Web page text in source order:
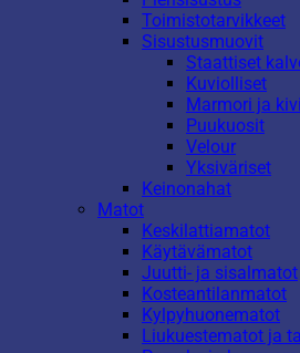
Toimistotarvikkeet
Sisustusmuovit
Staattiset
Kuviolliset
Marmori ja kivi
Puukuosit
Velour
Yksiväriset
Keinonahat
Matot
Keskilattiamatot
Käytävämatot
Juutti- ja sisalmatot
Kosteantilanmatot
Kylpyhuonematot
Liukuestematot ja